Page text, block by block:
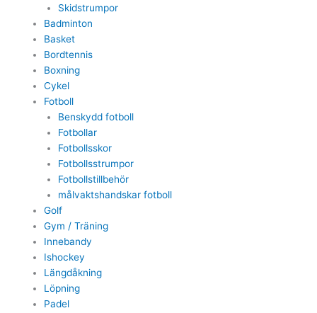
Skidstrumpor
Badminton
Basket
Bordtennis
Boxning
Cykel
Fotboll
Benskydd fotboll
Fotbollar
Fotbollsskor
Fotbollsstrumpor
Fotbollstillbehör
målvaktshandskar fotboll
Golf
Gym / Träning
Innebandy
Ishockey
Längdåkning
Löpning
Padel